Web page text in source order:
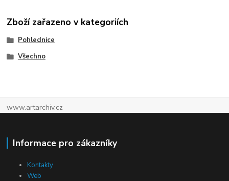
Zboží zařazeno v kategoriích
Pohlednice
Všechno
www.artarchiv.cz
Informace pro zákazníky
Kontakty
Web